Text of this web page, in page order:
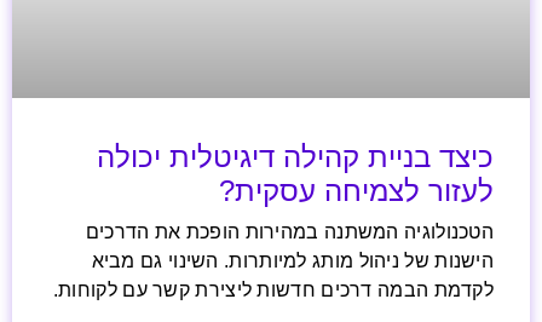
כיצד בניית קהילה דיגיטלית יכולה
לעזור לצמיחה עסקית?
הטכנולוגיה המשתנה במהירות הופכת את הדרכים
הישנות של ניהול מותג למיותרות. השינוי גם מביא
לקדמת הבמה דרכים חדשות ליצירת קשר עם לקוחות.